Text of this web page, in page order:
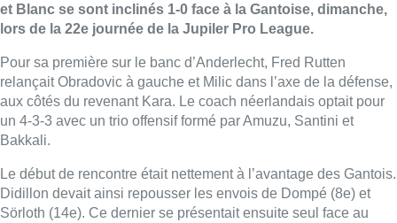
et Blanc se sont inclinés 1-0 face à la Gantoise, dimanche,
lors de la 22e journée de la Jupiler Pro League.
Pour sa première sur le banc d’Anderlecht, Fred Rutten
relançait Obradovic à gauche et Milic dans l’axe de la défense,
aux côtés du revenant Kara. Le coach néerlandais optait pour
un 4-3-3 avec un trio offensif formé par Amuzu, Santini et
Bakkali.
Le début de rencontre était nettement à l’avantage des Gantois.
Didillon devait ainsi repousser les envois de Dompé (8e) et
Sörloth (14e). Ce dernier se présentait ensuite seul face au